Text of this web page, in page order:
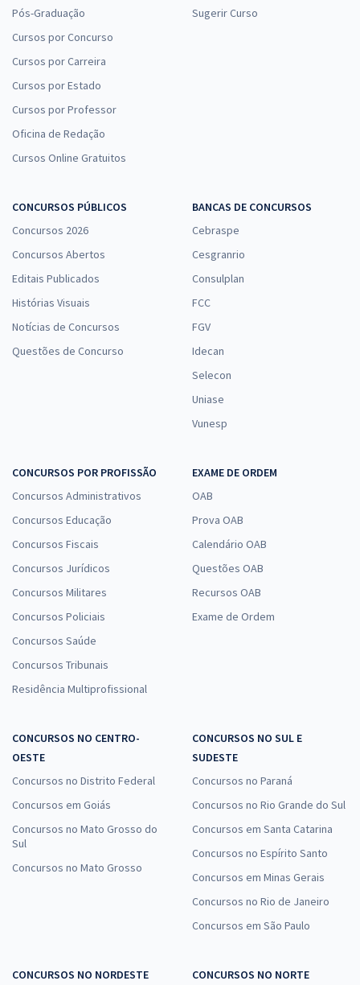
Pós-Graduação
Cursos por Concurso
Cursos por Carreira
Cursos por Estado
Cursos por Professor
Oficina de Redação
Cursos Online Gratuitos
Sugerir Curso
CONCURSOS PÚBLICOS
Concursos 2026
Concursos Abertos
Editais Publicados
Histórias Visuais
Notícias de Concursos
Questões de Concurso
BANCAS DE CONCURSOS
Cebraspe
Cesgranrio
Consulplan
FCC
FGV
Idecan
Selecon
Uniase
Vunesp
CONCURSOS POR PROFISSÃO
Concursos Administrativos
Concursos Educação
Concursos Fiscais
Concursos Jurídicos
Concursos Militares
Concursos Policiais
Concursos Saúde
Concursos Tribunais
Residência Multiprofissional
EXAME DE ORDEM
OAB
Prova OAB
Calendário OAB
Questões OAB
Recursos OAB
Exame de Ordem
CONCURSOS NO CENTRO-
OESTE
Concursos no Distrito Federal
Concursos em Goiás
Concursos no Mato Grosso do
Sul
Concursos no Mato Grosso
CONCURSOS NO SUL E
SUDESTE
Concursos no Paraná
Concursos no Rio Grande do Sul
Concursos em Santa Catarina
Concursos no Espírito Santo
Concursos em Minas Gerais
Concursos no Rio de Janeiro
Concursos em São Paulo
CONCURSOS NO NORDESTE
CONCURSOS NO NORTE